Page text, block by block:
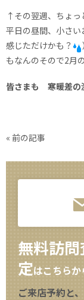
↑その翌週、ちょっ
平日の昼間、小さ
感じただけかも？
）
もなんのそので2月
皆さまも 寒暖差の
« 前の記事
無料訪
定はこちらか
ご来店予約と